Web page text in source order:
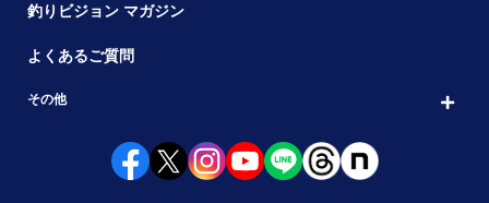
釣りビジョン マガジン
よくあるご質問
その他